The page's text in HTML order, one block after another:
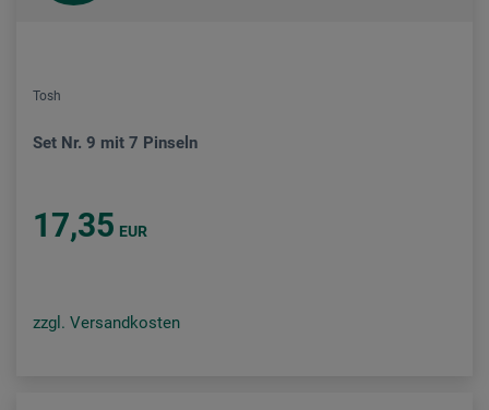
Tosh
Set Nr. 9 mit 7 Pinseln
17,35 EUR
zzgl. Versandkosten